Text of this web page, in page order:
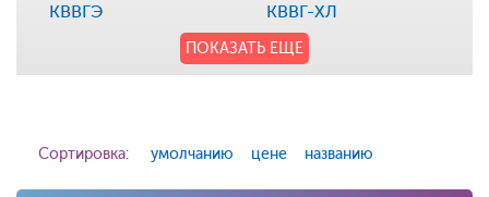
КВВГЭ
КВВГ-ХЛ
ПОКАЗАТЬ ЕЩЕ
Сортировка: умолчанию цене названию